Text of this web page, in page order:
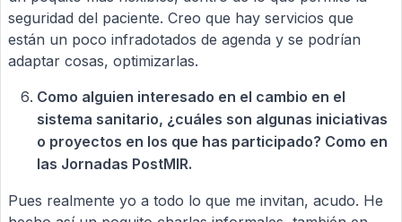
seguridad del paciente. Creo que hay servicios que
están un poco infradotados de agenda y se podrían
adaptar cosas, optimizarlas.
Como alguien interesado en el cambio en el
sistema sanitario, ¿cuáles son algunas iniciativas
o proyectos en los que has participado? Como en
las Jornadas PostMIR.
Pues realmente yo a todo lo que me invitan, acudo. He